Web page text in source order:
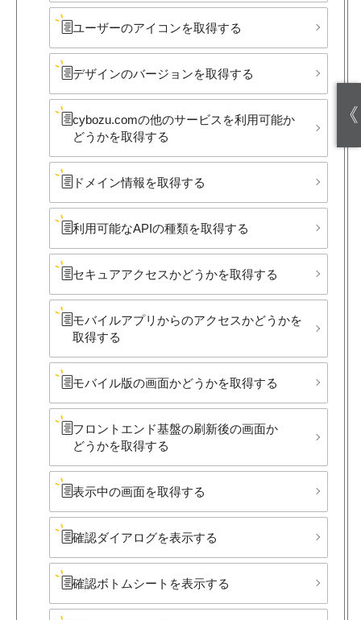
ユーザーの​アイコンを​取得する
デザインの​バージ​ョンを​取得する
cybozu.comの​他の​サービスを​利用可能か​
どうかを​取得する
ドメイン情報を​取得する
利用可能な​APIの​種類を​取得する
セキュアアクセスか​どうかを​取得する
モバイルアプリからの​アクセスか​どうかを​
取得する
モバイル版の​画面か​どうかを​取得する
フロントエンド基盤の​刷新後の​画面か​
どうかを​取得する
表示中の​画面を​取得する
確認ダイアログを​表示する
確認ボトムシートを​表示する
《